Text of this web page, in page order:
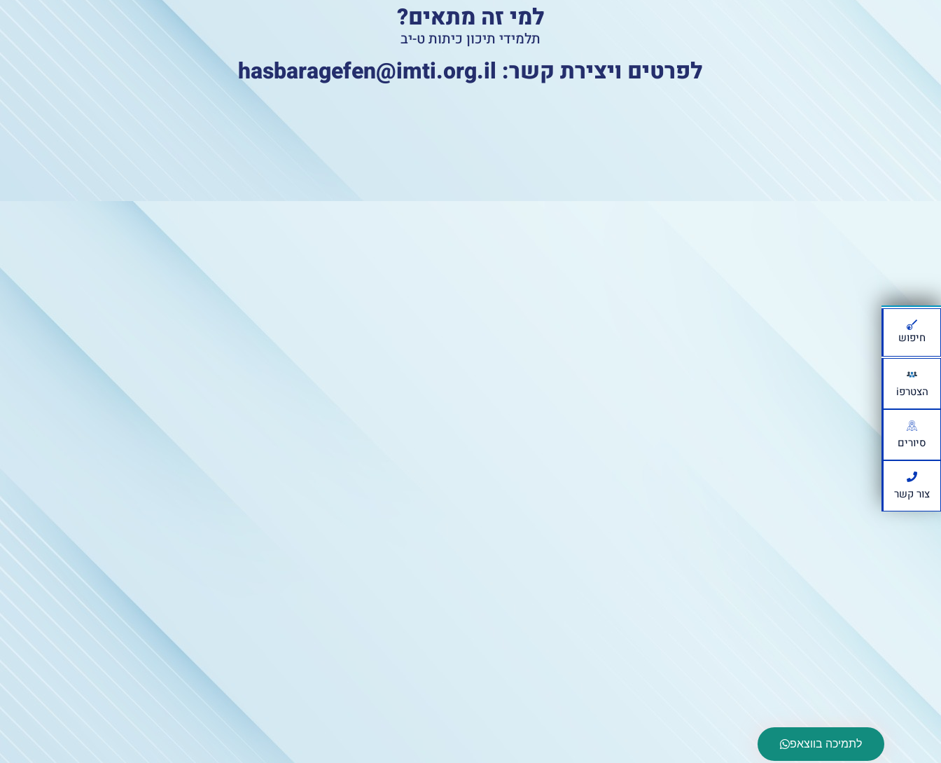
למי זה מתאים?
תלמידי תיכון כיתות ט-יב
לפרטים ויצירת קשר: hasbaragefen@imti.org.il
לתמיכה בווצאפ
חיפוש
הצטרפi
סיורים
צור קשר